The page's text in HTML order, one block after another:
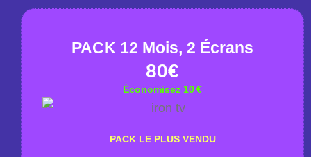
PACK 12 Mois, 2 Écrans
80€
Économisez 10 €
PACK LE PLUS VENDU